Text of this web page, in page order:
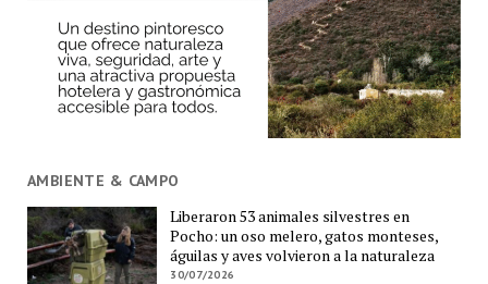
AMBIENTE & CAMPO
Liberaron 53 animales silvestres en
Pocho: un oso melero, gatos monteses,
águilas y aves volvieron a la naturaleza
30/07/2026